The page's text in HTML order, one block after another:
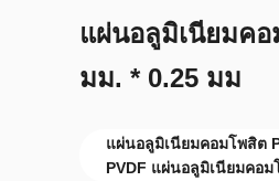
แผ่นอลูมิเนียมค
มม. * 0.25 มม
แผ่นอลูมิเนียมคอมโพสิต
PVDF แผ่นอลูมิเนียมคอม